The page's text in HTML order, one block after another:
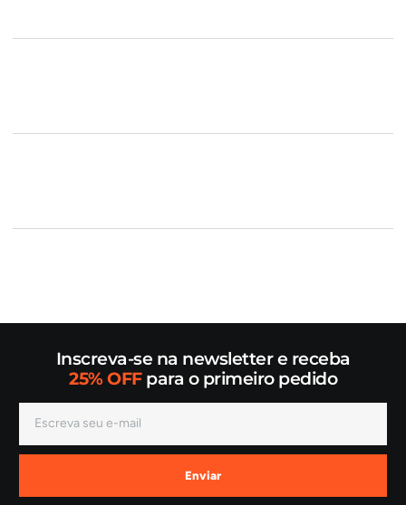
Inscreva-se na newsletter e receba
25% OFFpara o primeiro pedido
Enviar